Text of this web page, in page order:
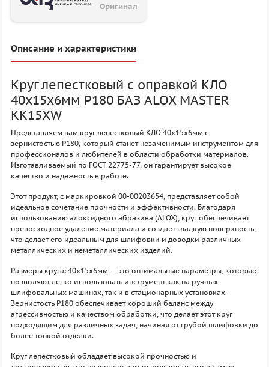
Оригинал
Описание и характеристики
Круг лепестковый с оправкой КЛО
40х15х6мм P180 БАЗ ALOX MASTER
KK15XW
Представляем вам круг лепестковый КЛО 40х15х6мм с
зернистостью P180, который станет незаменимым инструментом для
профессионалов и любителей в области обработки материалов.
Изготавливаемый по ГОСТ 22775-77, он гарантирует высокое
качество и надежность в работе.
Этот продукт, с маркировкой 00-00203654, представляет собой
идеальное сочетание прочности и эффективности. Благодаря
использованию алоксидного абразива (ALOX), круг обеспечивает
превосходное удаление материала и создает гладкую поверхность,
что делает его идеальным для шлифовки и доводки различных
металлических и неметаллических изделий.
Размеры круга: 40х15х6мм — это оптимальные параметры, которые
позволяют легко использовать инструмент как на ручных
шлифовальных машинах, так и в стационарных установках.
Зернистость P180 обеспечивает хороший баланс между
агрессивностью и качеством обработки, что делает этот круг
подходящим для различных задач, начиная от грубой шлифовки до
более тонкой отделки.
Круг лепестковый обладает высокой прочностью и